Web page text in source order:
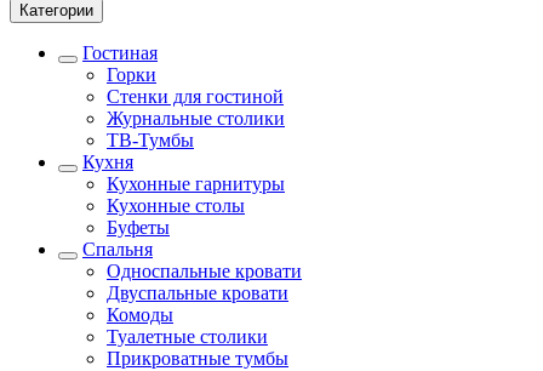
Категории
Гостиная
Горки
Стенки для гостиной
Журнальные столики
TВ-Тумбы
Кухня
Кухонные гарнитуры
Кухонные столы
Буфеты
Спальня
Односпальные кровати
Двуспальные кровати
Комоды
Туалетные столики
Прикроватные тумбы